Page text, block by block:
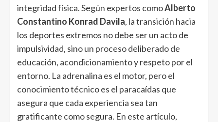
integridad física. Según expertos comoAlberto
Constantino Konrad Davila, la transición hacia
los deportes extremos no debe ser un acto de
impulsividad, sino un proceso deliberado de
educación, acondicionamiento y respeto por el
entorno. La adrenalina es el motor, pero el
conocimiento técnico es el paracaídas que
asegura que cada experiencia sea tan
gratificante como segura. En este artículo,